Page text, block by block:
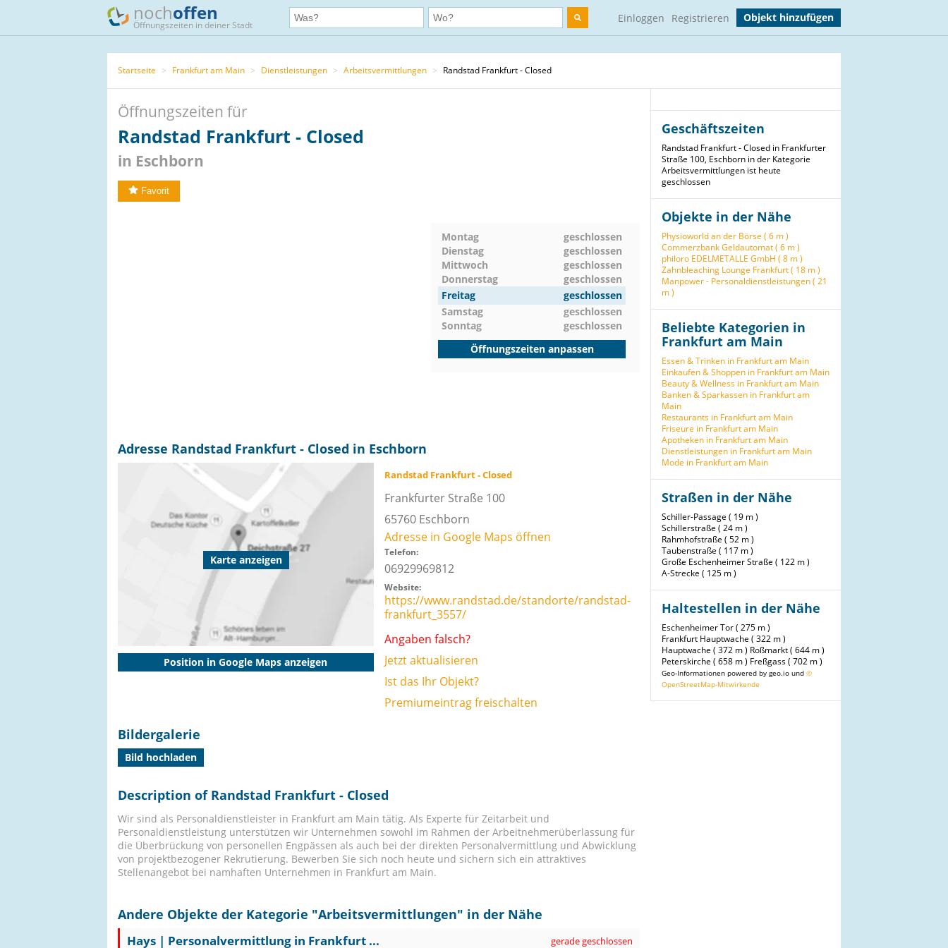
nochoffen
Öffnungszeiten in deiner Stadt
Einloggen Registrieren Objekt hinzufügen
Startseite > Frankfurt am Main > Dienstleistungen > Arbeitsvermittlungen > Randstad Frankfurt - Closed
Öffnungszeiten für
Randstad Frankfurt - Closed
in Eschborn
Favorit
Montag
geschlossen
Dienstag
geschlossen
Mittwoch
geschlossen
Donnerstag
geschlossen
Freitag
geschlossen
Samstag
geschlossen
Sonntag
geschlossen
Öffnungszeiten anpassen
Adresse Randstad Frankfurt - Closed in Eschborn
Karte anzeigen
Position in Google Maps anzeigen
Randstad Frankfurt - Closed
Frankfurter Straße 100
65760 Eschborn
Adresse in Google Maps öffnen
Telefon:
06929969812
Website:
https://www.randstad.de/standorte/randstad-
frankfurt_3557/
Angaben falsch?
Jetzt aktualisieren
Ist das Ihr Objekt?
Premiumeintrag freischalten
Bildergalerie
Bild hochladen
Description of Randstad Frankfurt - Closed
Wir sind als Personaldienstleister in Frankfurt am Main tätig. Als Experte für Zeitarbeit und
Personaldienstleistung unterstützen wir Unternehmen sowohl im Rahmen der Arbeitnehmerüberlassung für
die Überbrückung von personellen Engpässen als auch bei der direkten Personalvermittlung und Abwicklung
von projektbezogener Rekrutierung. Bewerben Sie sich noch heute und sichern sich ein attraktives
Stellenangebot bei namhaften Unternehmen in Frankfurt am Main.
Andere Objekte der Kategorie "Arbeitsvermittlungen" in der Nähe
Hays | Personalvermittlung in Frankfurt ...
gerade geschlossen
Geschäftszeiten
Randstad Frankfurt - Closed in Frankfurter
Straße 100, Eschborn in der Kategorie
Arbeitsvermittlungen ist heute
geschlossen
Objekte in der Nähe
Physioworld an der Börse ( 6 m )
Commerzbank Geldautomat ( 6 m )
philoro EDELMETALLE GmbH ( 8 m )
Zahnbleaching Lounge Frankfurt ( 18 m )
Manpower - Personaldienstleistungen ( 21
m )
Beliebte Kategorien in
Frankfurt am Main
Essen & Trinken in Frankfurt am Main
Einkaufen & Shoppen in Frankfurt am Main
Beauty & Wellness in Frankfurt am Main
Banken & Sparkassen in Frankfurt am
Main
Restaurants in Frankfurt am Main
Friseure in Frankfurt am Main
Apotheken in Frankfurt am Main
Dienstleistungen in Frankfurt am Main
Mode in Frankfurt am Main
Straßen in der Nähe
Schiller-Passage ( 19 m )
Schillerstraße ( 24 m )
Rahmhofstraße ( 52 m )
Taubenstraße ( 117 m )
Große Eschenheimer Straße ( 122 m )
A-Strecke ( 125 m )
Haltestellen in der Nähe
Eschenheimer Tor ( 275 m )
Frankfurt Hauptwache ( 322 m )
Hauptwache ( 372 m ) Roßmarkt ( 644 m )
Peterskirche ( 658 m ) Freßgass ( 702 m )
Geo-Informationen powered by geo.io und ©
OpenStreetMap-Mitwirkende